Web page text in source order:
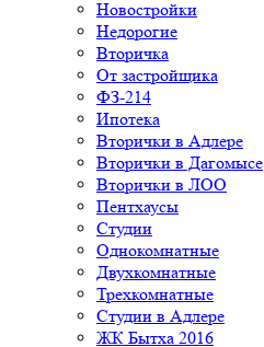
Новостройки
Недорогие
Вторичка
От застройщика
ФЗ-214
Ипотека
Вторички в Адлере
Вторички в Дагомысе
Вторички в ЛОО
Пентхаусы
Студии
Однокомнатные
Двухкомнатные
Трехкомнатные
Студии в Адлере
ЖК Бытха 2016